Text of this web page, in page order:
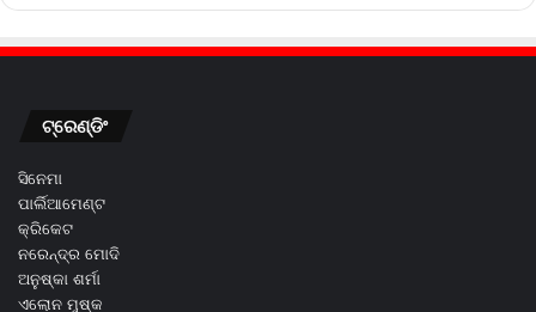
ଟ୍ରେଣ୍ଡିଂ
ସିନେମା
ପାର୍ଲିଆମେଣ୍ଟ
କ୍ରିକେଟ
ନରେନ୍ଦ୍ର ମୋଦି
ଅନୁଷ୍କା ଶର୍ମା
ଏଲୋନ ମୁଷ୍କ